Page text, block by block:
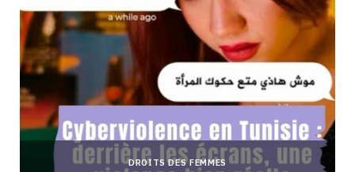
DROITS DES FEMMES